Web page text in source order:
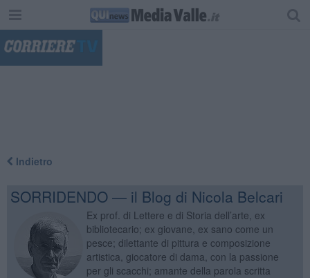
Indietro
SORRIDENDO — il Blog di Nicola Belcari
Ex prof. di Lettere e di Storia dell’arte, ex
bibliotecario; ex giovane, ex sano come un
pesce; dilettante di pittura e composizione
artistica, giocatore di dama, con la passione
per gli scacchi; amante della parola scritta